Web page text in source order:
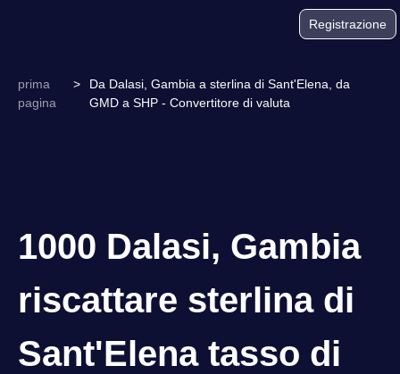
Registrazione
prima
pagina
>
Da Dalasi, Gambia a sterlina di Sant'Elena, da
GMD a SHP - Convertitore di valuta
1000 Dalasi, Gambia
riscattare sterlina di
Sant'Elena tasso di